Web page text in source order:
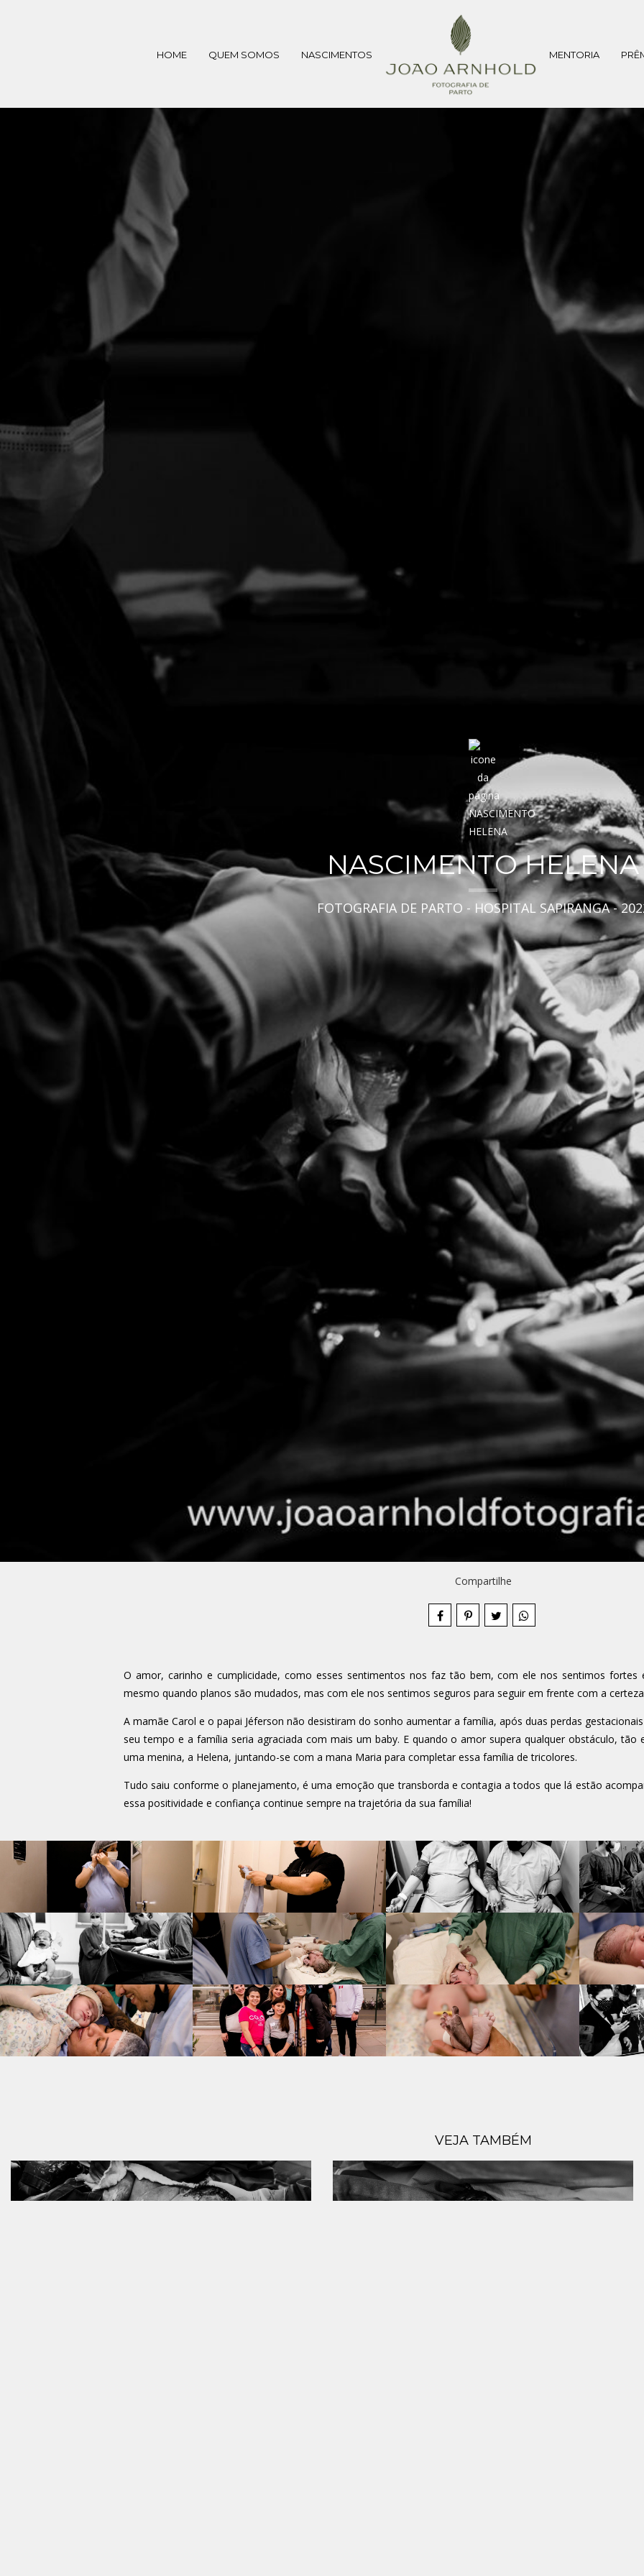
HOME QUEM SOMOS NASCIMENTOS MENTORIA
NASCIMENTO HELENA
FOTOGRAFIA DE PARTO - HOSPITAL SAPIRANGA -
Compartilhe
O amor, carinho e cumplicidade, como esses sentimentos nos faz tão bem, com ele nos sentimos fortes
mesmo quando planos são mudados, mas com ele nos sentimos seguros para seguir em frente com a
A mamãe Carol e o papai Jéferson não desistiram do sonho aumentar a família, após duas perdas
seu tempo e a família seria agraciada com mais um baby. E quando o amor supera qualquer obstáculo,
uma menina, a Helena, juntando-se com a mana Maria para completar essa família de tricolores.
Tudo saiu conforme o planejamento, é uma emoção que transborda e contagia a todos que lá estão
essa positividade e confiança continue sempre na trajetória da sua família!
VEJA TAMBÉM